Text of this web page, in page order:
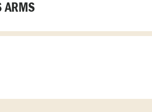
ARMS